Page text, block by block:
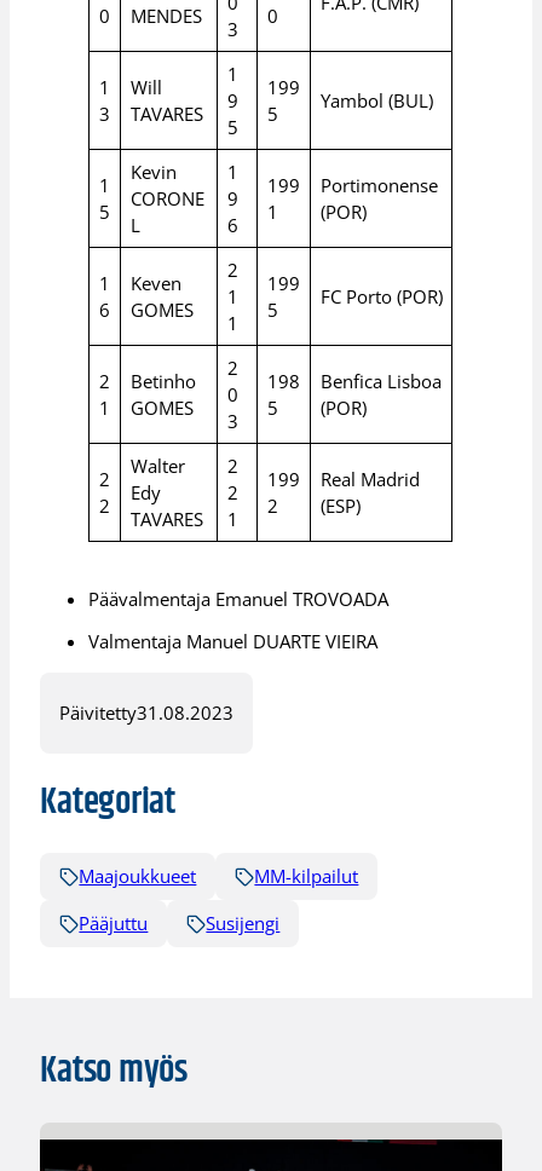
0
MENDES
3
0
1
3
Will
TAVARES
1
9
5
199
5
Yambol (BUL)
1
5
Kevin
CORONE
L
1
9
6
199
1
Portimonense
(POR)
1
6
Keven
GOMES
2
1
1
199
5
FC Porto (POR)
2
1
Betinho
GOMES
2
0
3
198
5
Benfica Lisboa
(POR)
2
2
Walter
Edy
TAVARES
2
2
1
199
2
Real Madrid
(ESP)
Päävalmentaja Emanuel TROVOADA
Valmentaja Manuel DUARTE VIEIRA
Päivitetty31.08.2023
Kategoriat
Maajoukkueet
MM-kilpailut
Pääjuttu
Susijengi
Katso myös